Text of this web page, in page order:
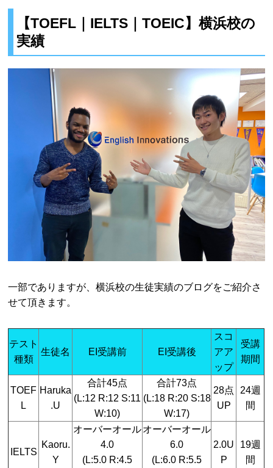
【TOEFL｜IELTS｜TOEIC】横浜校の
実績
一部でありますが、横浜校の生徒実績のブログをご紹介さ
せて頂きます。
テスト
種類
生徒名 EI受講前 EI受講後
スコ
アア
ップ
受講
期間
TOEF
L
Haruka
.U
合計45点
(L:12 R:12 S:11
W:10)
合計73点
(L:18 R:20 S:18
W:17)
28点
UP
24週
間
IELTS
Kaoru.
Y
オーバーオール
4.0
(L:5.0 R:4.5
オーバーオール
6.0
(L:6.0 R:5.5
2.0U
P
19週
間